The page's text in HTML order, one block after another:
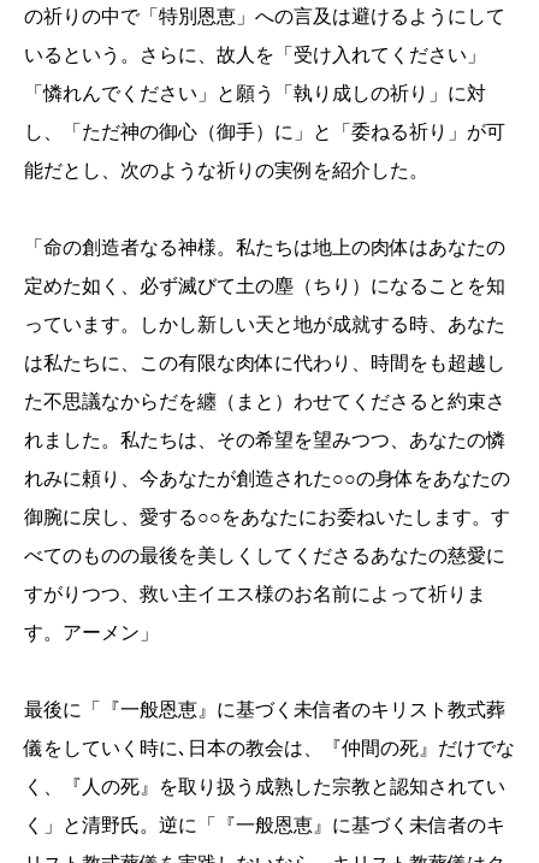
の祈りの中で「特別恩恵」への言及は避けるようにして
いるという。さらに、故人を「受け入れてください」
「憐れんでください」と願う「執り成しの祈り」に対
し、「ただ神の御心（御手）に」と「委ねる祈り」が可
能だとし、次のような祈りの実例を紹介した。
「命の創造者なる神様。私たちは地上の肉体はあなたの
定めた如く、必ず滅びて土の塵（ちり）になることを知
っています。しかし新しい天と地が成就する時、あなた
は私たちに、この有限な肉体に代わり、時間をも超越し
た不思議なからだを纏（まと）わせてくださると約束さ
れました。私たちは、その希望を望みつつ、あなたの憐
れみに頼り、今あなたが創造された○○の身体をあなたの
御腕に戻し、愛する○○をあなたにお委ねいたします。す
べてのものの最後を美しくしてくださるあなたの慈愛に
すがりつつ、救い主イエス様のお名前によって祈りま
す。アーメン」
最後に「『一般恩恵』に基づく未信者のキリスト教式葬
儀をしていく時に､日本の教会は、『仲間の死』だけでな
く、『人の死』を取り扱う成熟した宗教と認知されてい
く」と清野氏。逆に「『一般恩恵』に基づく未信者のキ